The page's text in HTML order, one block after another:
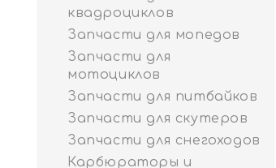
квадроциклов
Запчасти для мопедов
Запчасти для
мотоциклов
Запчасти для питбайков
Запчасти для скутеров
Запчасти для снегоходов
Карбюраторы и